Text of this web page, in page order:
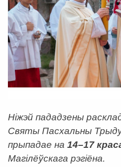
Ніжэй пададзены
Святы Пасхальны
прыпадае на 14–17
Магілёўскага рэгіёна.